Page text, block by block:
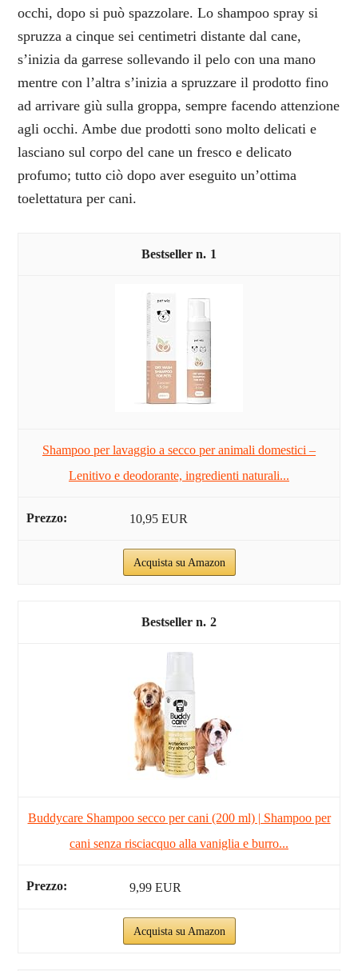
occhi, dopo si può spazzolare. Lo shampoo spray si
spruzza a cinque sei centimetri distante dal cane,
s’inizia da garrese sollevando il pelo con una mano
mentre con l’altra s’inizia a spruzzare il prodotto fino
ad arrivare giù sulla groppa, sempre facendo attenzione
agli occhi. Ambe due prodotti sono molto delicati e
lasciano sul corpo del cane un fresco e delicato
profumo; tutto ciò dopo aver eseguito un’ottima
toelettatura per cani.
1
Shampoo per lavaggio a secco per animali domestici –
Lenitivo e deodorante, ingredienti naturali...
10,95 EUR
Acquista su Amazon
2
Buddycare Shampoo secco per cani (200 ml) | Shampoo per
cani senza risciacquo alla vaniglia e burro...
9,99 EUR
Acquista su Amazon